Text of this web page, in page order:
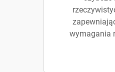
wymagania